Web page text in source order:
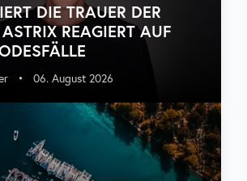
DIE TRAUER DER
REAGIERT AUF
• 06. August 2026